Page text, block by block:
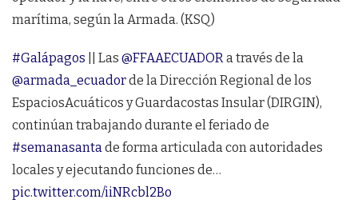
marítima, según la Armada. (KSQ)
#Galápagos || Las @FFAAECUADORa través de la
@armada_ecuadorde la Dirección Regional de los
EspaciosAcuáticos y Guardacostas Insular (DIRGIN),
continúan trabajando durante el feriado de
#semanasantade forma articulada con autoridades
locales y ejecutando funciones de…
pic.twitter.com/iiNRcbl2Bo